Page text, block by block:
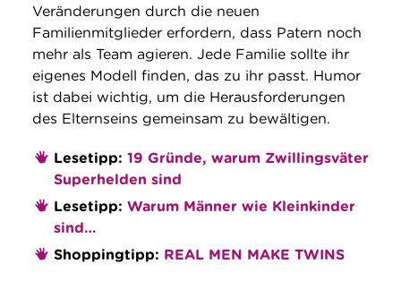
Veränderungen durch die neuen
Familienmitglieder erfordern, dass Patern noch
mehr als Team agieren. Jede Familie sollte ihr
eigenes Modell finden, das zu ihr passt. Humor
ist dabei wichtig, um die Herausforderungen
des Elternseins gemeinsam zu bewältigen.
Lesetipp: 19 Gründe, warum Zwillingsväter
Superhelden sind
Lesetipp: Warum Männer wie Kleinkinder
sind…
Shoppingtipp: REAL MEN MAKE TWINS